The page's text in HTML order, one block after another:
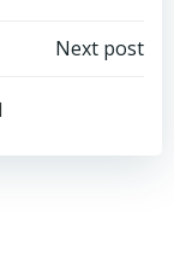
Next post